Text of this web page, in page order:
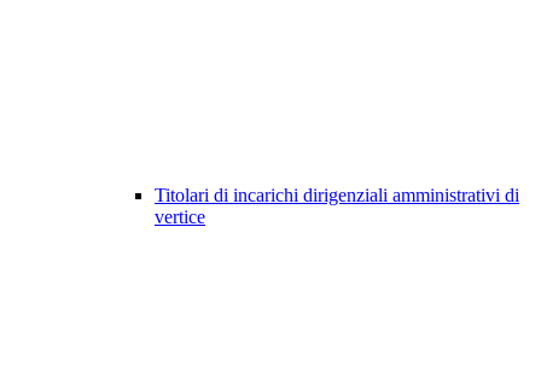
Titolari di incarichi dirigenziali amministrativi di
vertice